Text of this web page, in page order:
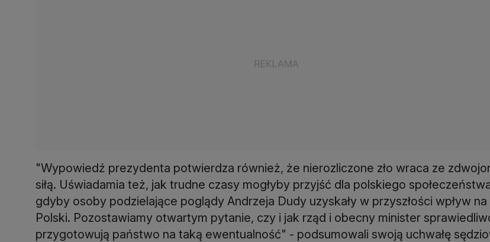
"Wypowiedź prezydenta potwierdza również, że nierozliczone zło wraca ze
siłą. Uświadamia też, jak trudne czasy mogłyby przyjść dla polskiego
gdyby osoby podzielające poglądy Andrzeja Dudy uzyskały w przyszłości wpływ
Polski. Pozostawiamy otwartym pytanie, czy i jak rząd i obecny minister
przygotowują państwo na taką ewentualność" - podsumowali swoją uchwałę